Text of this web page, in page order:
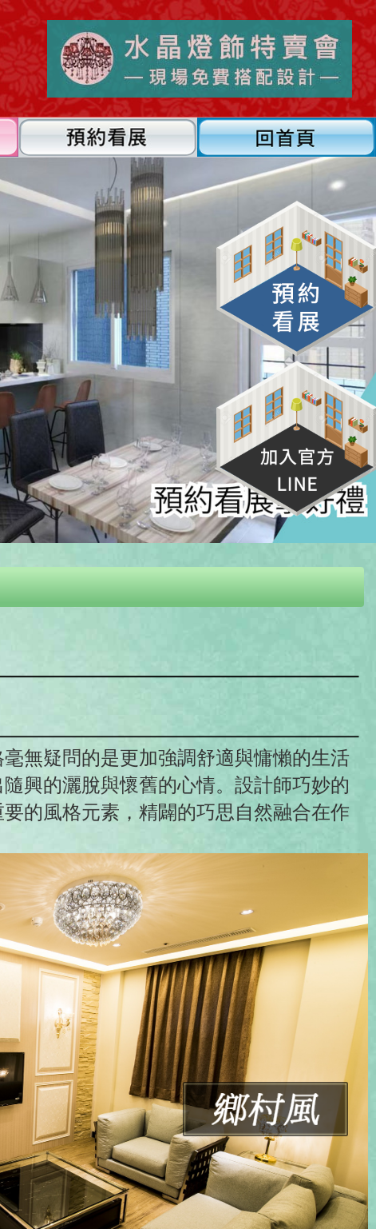
無疑問的是更加強調舒適與慵懶的生活
興的灑脫與懷舊的心情。設計師巧妙的
的風格元素，精闢的巧思自然融合在作